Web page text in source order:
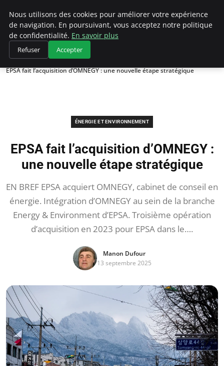
Climategatecountryclub.com
Accueil
Énergie et environnement
EPSA fait l’acquisition d’OMNEGY : une nouvelle étape stratégique
ÉNERGIE ET ENVIRONNEMENT
EPSA fait l’acquisition d’OMNEGY :
une nouvelle étape stratégique
EN BREF EPSA acquiert OMNEGY, cabinet de conseil en
énergie. Intégration d’OMNEGY au sein de la branche
Energy & Environment d’EPSA. Troisième opération
d’acquisition en 2023 pour EPSA dans le….
Manon Dufour
13 septembre 2025
Nous utilisons des cookies pour améliorer votre expérience
de navigation. En poursuivant, vous acceptez notre politique
de confidentialité. En savoir plus
Refuser Accepter